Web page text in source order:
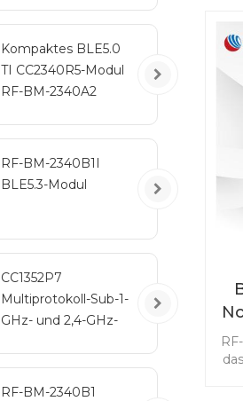
Kompaktes BLE5.0
TI CC2340R5-Modul
RF-BM-2340A2
RF-BM-2340B1I
BLE5.3-Modul
CC1352P7
Multiprotokoll-Sub-1-
GHz- und 2,4-GHz-
RF-BM-2340B1